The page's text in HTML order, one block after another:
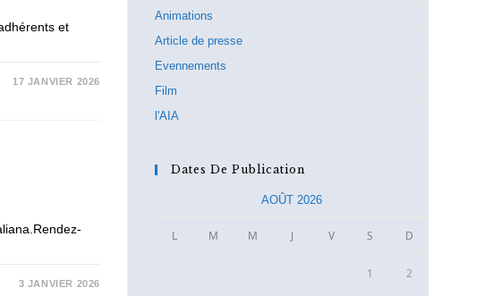
et
17 JANVIER 2026
3 JANVIER 2026
Animations
Article de presse
Evennements
Film
l'AIA
Dates De Publication
AOÛT 2026
L M M J V S D
1 2